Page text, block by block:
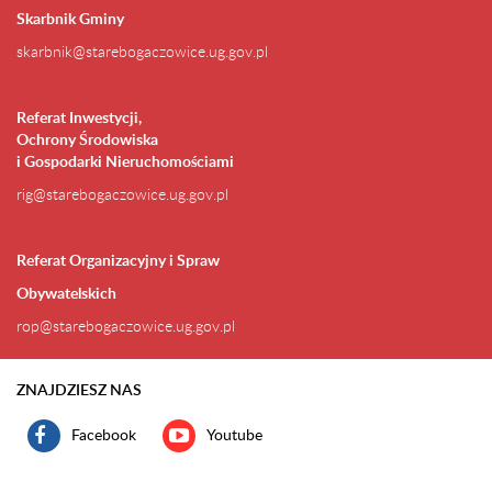
Skarbnik Gminy
skarbnik@starebogaczowice.ug.gov.pl
Referat Inwestycji,
Ochrony Środowiska
i Gospodarki Nieruchomościami
rig@starebogaczowice.ug.gov.pl
Referat Organizacyjny i Spraw
Obywatelskich
rop@starebogaczowice.ug.gov.pl
ZNAJDZIESZ NAS
Facebook Youtube